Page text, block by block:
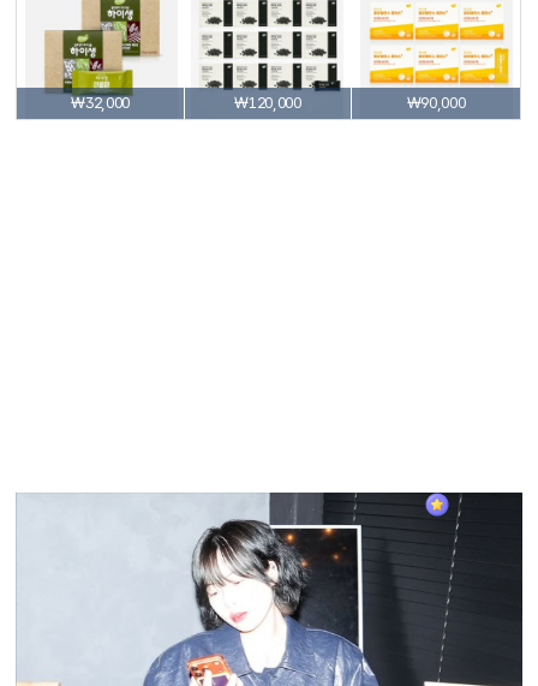
₩32,000 ₩120,000 ₩90,000